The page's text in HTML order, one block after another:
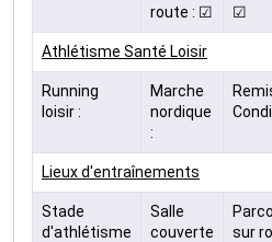
route : ☑
☑
Athlétisme Santé Loisir
Running
loisir :
Marche
nordique
:
Lieux d'entraînements
Stade
d'athlétisme
Salle
couverte
sur